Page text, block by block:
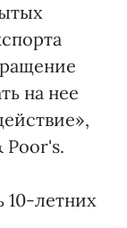
на нее
Poor's.
10-летних